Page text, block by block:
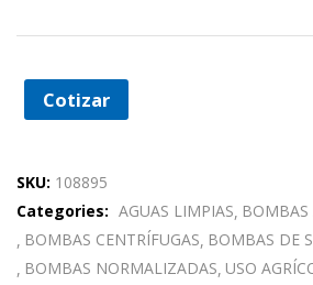
Cotizar
SKU: 108895
Categories: AGUAS LIMPIAS BOMBAS
BOMBAS CENTRÍFUGAS BOMBAS DE
BOMBAS NORMALIZADAS USO